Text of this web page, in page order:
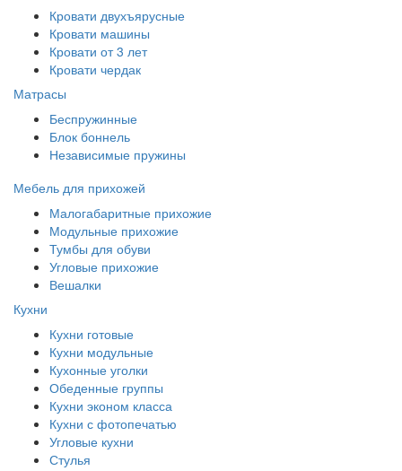
Кровати двухъярусные
Кровати машины
Кровати от 3 лет
Кровати чердак
Матрасы
Беспружинные
Блок боннель
Независимые пружины
Мебель для прихожей
Малогабаритные прихожие
Модульные прихожие
Тумбы для обуви
Угловые прихожие
Вешалки
Кухни
Кухни готовые
Кухни модульные
Кухонные уголки
Обеденные группы
Кухни эконом класса
Кухни с фотопечатью
Угловые кухни
Стулья